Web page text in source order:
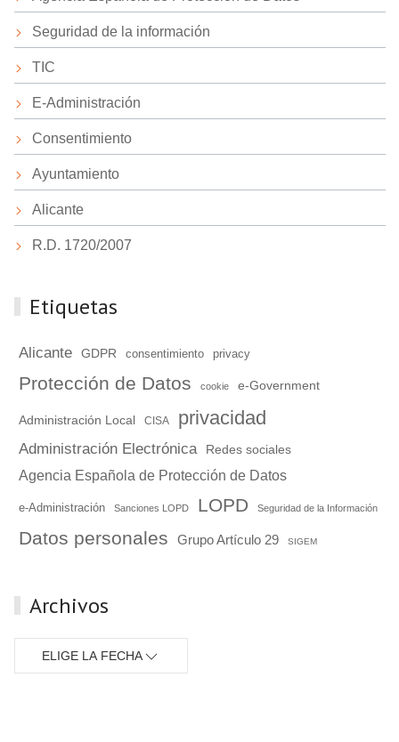
Seguridad de la información
TIC
E-Administración
Consentimiento
Ayuntamiento
Alicante
R.D. 1720/2007
Etiquetas
Alicante GDPR consentimiento privacy
Protección de Datos cookie e-Government
Administración Local CISA privacidad
Administración Electrónica Redes sociales
Agencia Española de Protección de Datos
e-Administración Sanciones LOPD LOPD Seguridad de la Información
Datos personales Grupo Artículo 29 SIGEM
Archivos
ELIGE LA FECHA